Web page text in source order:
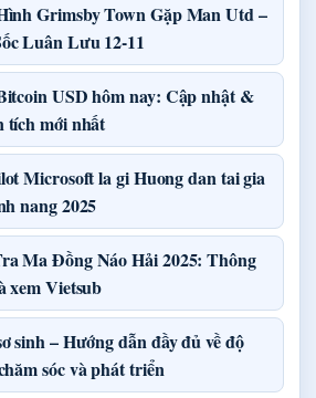
Grimsby Town Gặp Man Utd –
Luân Lưu 12-11
USD hôm nay: Cập nhật &
tích mới nhất
Microsoft la gi Huong dan tai gia
nang 2025
Ma Đồng Náo Hải 2025: Thông
xem Vietsub
sinh – Hướng dẫn đầy đủ về độ
sóc và phát triển